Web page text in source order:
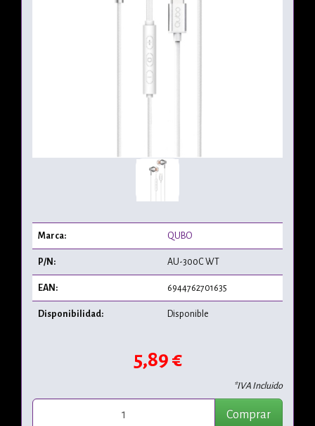
Marca: QUBO
P/N: AU-300C WT
EAN: 6944762701635
Disponibilidad: Disponible
5,89 €
*IVA Incluido
Comprar